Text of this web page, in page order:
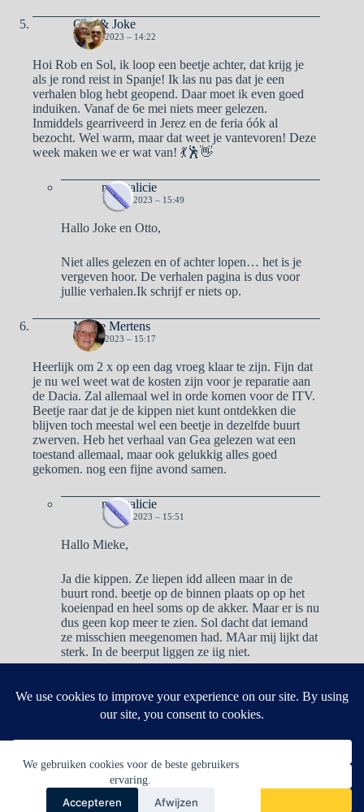
We gebruiken cookies voor de beste gebruikers
ervaring.
Accepteren Afwijzen
Otto & Joke
10 MEI 2023 – 14:22
Hoi Rob en Sol, ik loop een beetje achter, dat krijg je
als je rond reist in Spanje! Ik las nu pas dat je een
verhalen blog hebt geopend. Daar moet ik even goed
induiken. Vanaf de 6e mei niets meer gelezen.
Inmiddels gearriveerd in Jerez en de feria óók al
bezocht. Wel warm, maar dat weet je vantevoren! Deze
week maken we er wat van! 💃🕺👋
naargalicie
10 MEI 2023 – 15:49
Hallo Joke en Otto,
Niet alles gelezen en of achter lopen… het is je
vergeven hoor. De verhalen pagina is dus voor
jullie verhalen.Ik schrijf er niets op.
Mieke Mertens
10 MEI 2023 – 15:17
Heerlijk om 2 x op een dag vroeg klaar te zijn. Fijn dat
je nu wel weet wat de kosten zijn voor je reparatie aan
de Dacia. Zal allemaal wel in orde komen voor de ITV.
Beetje raar dat je de kippen niet kunt ontdekken die
blijven toch meestal wel een beetje in dezelfde buurt
zwerven. Heb het verhaal van Gea gelezen wat een
toestand allemaal, maar ook gelukkig alles goed
gekomen. nog een fijne avond samen.
naargalicie
10 MEI 2023 – 15:51
Hallo Mieke,
Ja die kippen. Ze liepen idd alleen maar in de
buurt rond. beetje op de binnen plaats op op het
koeienpad en heel soms op de akker. Maar er is nu
dus geen kop meer te zien. Sol dacht dat iemand
ze misschien meegenomen had. MAar mij lijkt dat
sterk. In de beerput liggen ze iig niet.
Reacties zijn gesloten.